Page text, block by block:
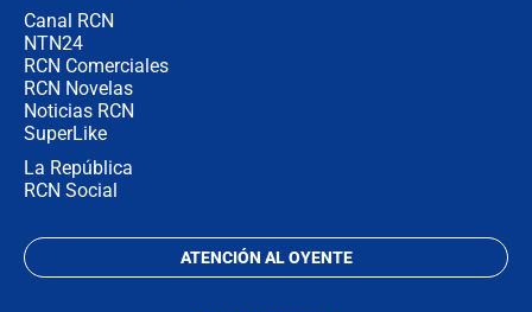
Canal RCN
NTN24
RCN Comerciales
RCN Novelas
Noticias RCN
SuperLike
La República
RCN Social
ATENCIÓN AL OYENTE